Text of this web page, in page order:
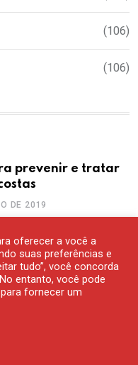
(106)
(106)
prevenir e tratar
DE 2019
fruta azul?
DE 2016
oferecer a você a
suas preferências e
tudo”, você concorda
entanto, você pode
fornecer um